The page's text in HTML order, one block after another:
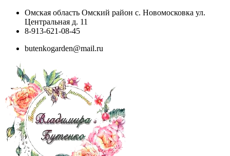
Перейти
содержимому
Омская область Омский район с. Новомосковка ул.
Центральная д. 11
8-913-621-08-45
butenkogarden@mail.ru